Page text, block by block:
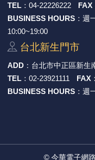
TEL ： 04-22226222 FAX
BUSINESS HOURS ：週
10:00~19:00
台北新⽣⾨市
ADD ： 台北市中正區新⽣
TEL ： 02-23921111 FAX ：
BUSINESS HOURS ：週
© 今華電子網